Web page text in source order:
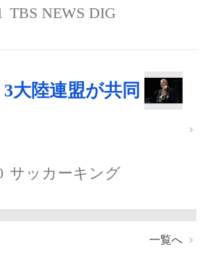
TBS NEWS DIG
大陸連盟が共同
サッカーキング
一覧へ